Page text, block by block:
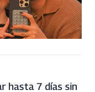
hasta 7 días sin